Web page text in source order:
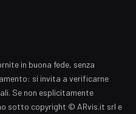
in buona fede, senza
si invita a verificarne
Se non esplicitamente
sotto copyright © ARvis.it srl e